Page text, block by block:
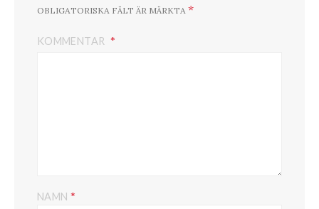
OBLIGATORISKA FÄLT ÄR MÄRKTA *
KOMMENTAR
NAMN *